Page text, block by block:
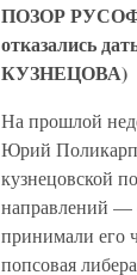
ПОЗОР
отказались
КУЗНЕЦОВА)
На прошлой
Юрий
кузнецовской
направлений —
принимали его
попсовая